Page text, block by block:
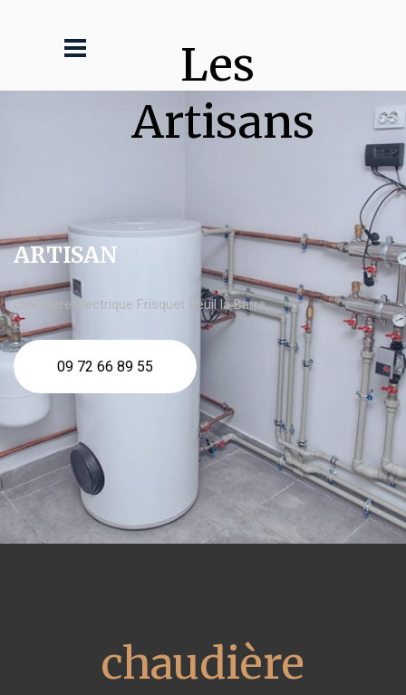
Les
Artisans
ARTISAN
chaudière électrique Frisquet Deuil la Barre
09 72 66 89 55
chaudière